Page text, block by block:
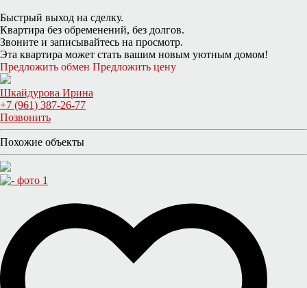
Быстрый выход на сделку.
Квартира без обременений, без долгов.
Звоните и записывайтесь на просмотр.
Эта квартира может стать вашим новым уютным домом!
Предложить обмен Предложить цену
Шкайдурова Ирина
+7 (961) 387-26-77
Позвонить
Похожие объекты